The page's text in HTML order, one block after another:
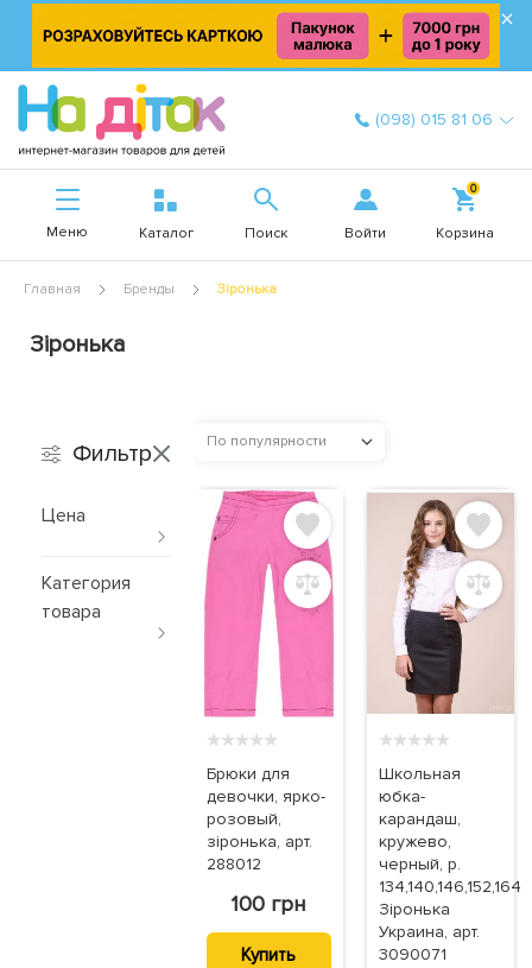
×
(098) 015 81 06
Меню Каталог Поиск Войти
0
Корзина
Главная Бренды Зіронька
Зіронька
Фильтр
Цена
Категория
товара
По популярности
★★★★★
Брюки для
девочки, ярко-
розовый,
зіронька, арт.
288012
100 грн
Купить
★★★★★
Школьная
юбка-
карандаш,
кружево,
черный, р.
134,140,146,152,164
Зіронька
Украина, арт.
3090071